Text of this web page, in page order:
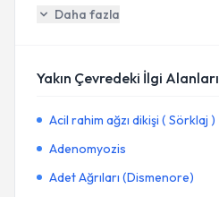
Daha fazla
Yakın Çevredeki İlgi Alanları
Acil rahim ağzı dikişi ( Sörklaj )
Adenomyozis
Adet Ağrıları (Dismenore)